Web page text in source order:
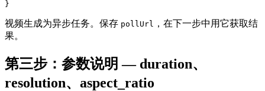
视频生成为异步任务。保存 pollUrl
，在下一步中用它获取结
果。
第三步：参数说明 — duration、
resolution、aspect_ratio